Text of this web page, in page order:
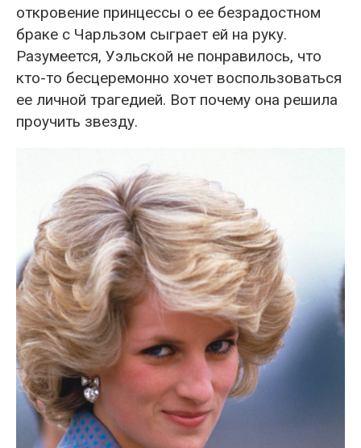
откровение принцессы о ее безрадостном
браке с Чарльзом сыграет ей на руку.
Разумеется, Уэльской не понравилось, что
кто-то бесцеремонно хочет воспользоваться
ее личной трагедией. Вот почему она решила
проучить звезду.